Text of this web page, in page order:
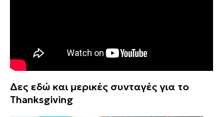
Δες εδώ και μερικές συνταγές για το
Thanksgiving